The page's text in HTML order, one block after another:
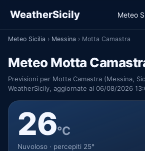
WeatherSicily Meteo
Meteo Sicilia › Messina › Motta Camastra
Meteo Motta
Previsioni per Motta Camastra (Messina,
WeatherSicily, aggiornate al 06/08/2026
26°C
Nuvoloso · percepiti 25°